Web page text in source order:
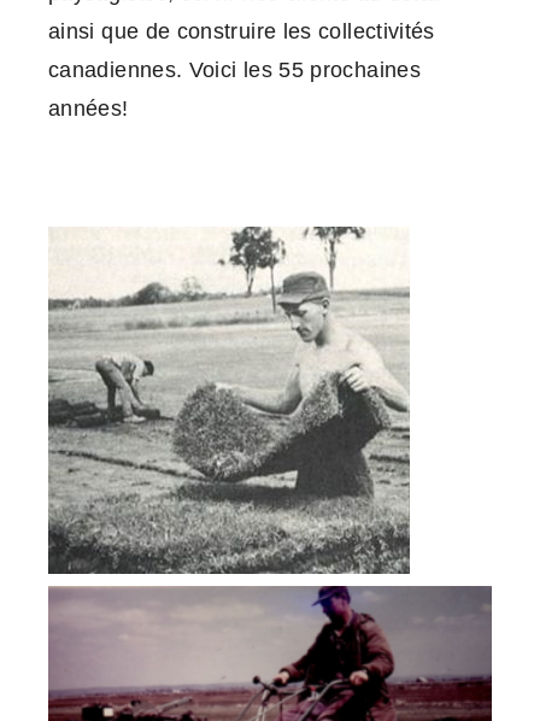
ainsi que de construire les collectivités
canadiennes. Voici les 55 prochaines
années!